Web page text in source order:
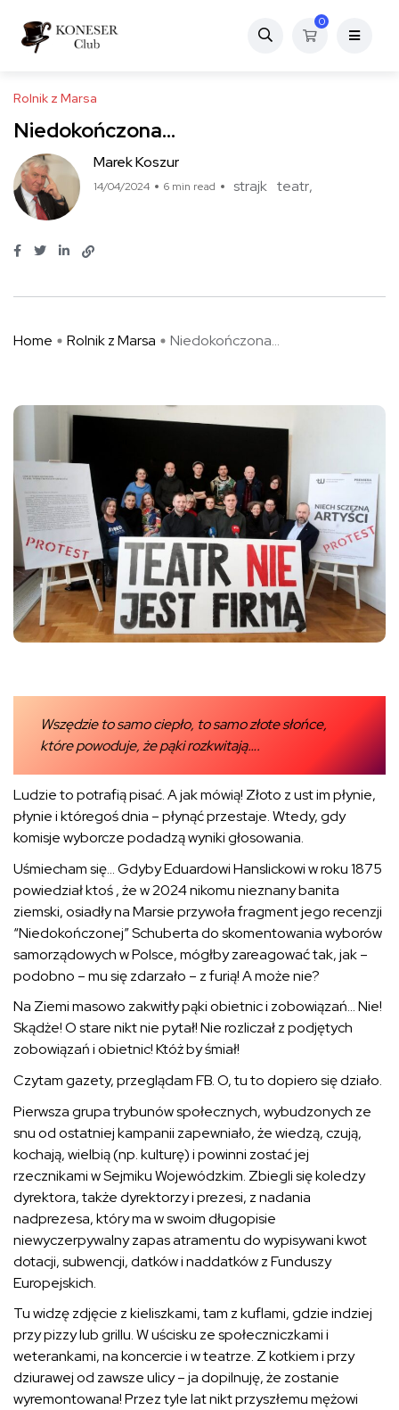
0
Rolnik z Marsa
Niedokończona…
Marek Koszur
14/04/2024 6 min read strajk teatr
Home Rolnik z Marsa Niedokończona…
Wszędzie to samo ciepło, to samo złote słońce,
które powoduje, że pąki rozkwitają….
Ludzie to potrafią pisać. A jak mówią! Złoto z ust im płynie,
płynie i któregoś dnia – płynąć przestaje. Wtedy, gdy
komisje wyborcze podadzą wyniki głosowania.
Uśmiecham się… Gdyby Eduardowi Hanslickowi w roku 1875
powiedział ktoś , że w 2024 nikomu nieznany banita
ziemski, osiadły na Marsie przywoła fragment jego recenzji
“Niedokończonej” Schuberta do skomentowania wyborów
samorządowych w Polsce, mógłby zareagować tak, jak –
podobno – mu się zdarzało – z furią! A może nie?
Na Ziemi masowo zakwitły pąki obietnic i zobowiązań… Nie!
Skądże! O stare nikt nie pytał! Nie rozliczał z podjętych
zobowiązań i obietnic! Któż by śmiał!
Czytam gazety, przeglądam FB. O, tu to dopiero się działo.
Pierwsza grupa trybunów społecznych, wybudzonych ze
snu od ostatniej kampanii zapewniało, że wiedzą, czują,
kochają, wielbią (np. kulturę) i powinni zostać jej
rzecznikami w Sejmiku Wojewódzkim. Zbiegli się koledzy
dyrektora, także dyrektorzy i prezesi, z nadania
nadprezesa, który ma w swoim długopisie
niewyczerpywalny zapas atramentu do wypisywani kwot
dotacji, subwencji, datków i naddatków z Funduszy
Europejskich.
Tu widzę zdjęcie z kieliszkami, tam z kuflami, gdzie indziej
przy pizzy lub grillu. W uścisku ze społeczniczkami i
weterankami, na koncercie i w teatrze. Z kotkiem i przy
dziurawej od zawsze ulicy – ja dopilnuję, że zostanie
wyremontowana! Przez tyle lat nikt przyszłemu mężowi